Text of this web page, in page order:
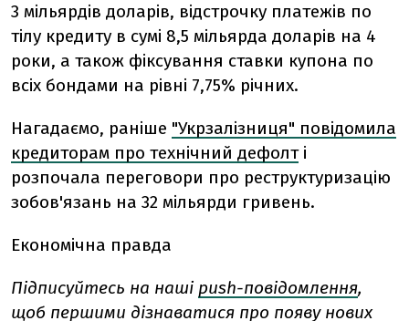
3 мільярдів доларів, відстрочку платежів по
тілу кредиту в сумі 8,5 мільярда доларів на 4
роки, а також фіксування ставки купона по
всіх бондами на рівні 7,75% річних.
Нагадаємо, раніше "Укрзалізниця" повідомила
кредиторам про технічний дефолті
розпочала переговори про реструктуризацію
зобов'язань на 32 мільярди гривень.
Економічна правда
Підписуйтесь на наші push-повідомлення,
щоб першими дізнаватися про появу нових